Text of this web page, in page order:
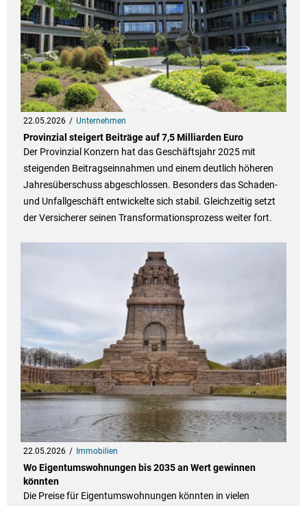
22.05.2026 Unternehmen
Provinzial steigert Beiträge auf 7,5 Milliarden Euro
Der Provinzial Konzern hat das Geschäftsjahr 2025 mit
steigenden Beitragseinnahmen und einem deutlich höheren
Jahresüberschuss abgeschlossen. Besonders das Schaden-
und Unfallgeschäft entwickelte sich stabil. Gleichzeitig setzt
der Versicherer seinen Transformationsprozess weiter fort.
22.05.2026 Immobilien
Wo Eigentumswohnungen bis 2035 an Wert gewinnen
könnten
Die Preise für Eigentumswohnungen könnten in vielen